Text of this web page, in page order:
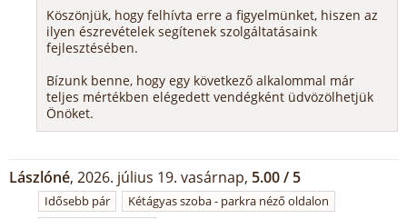
Köszönjük, hogy felhívta erre a figyelmünket, hiszen az
ilyen észrevételek segítenek szolgáltatásaink
fejlesztésében.
Bízunk benne, hogy egy következő alkalommal már
teljes mértékben elégedett vendégként üdvözölhetjük
Önöket.
Lászlóné, 2026. július 19. vasárnap, 5.00 / 5
Idősebb pár Kétágyas szoba - parkra néző oldalon